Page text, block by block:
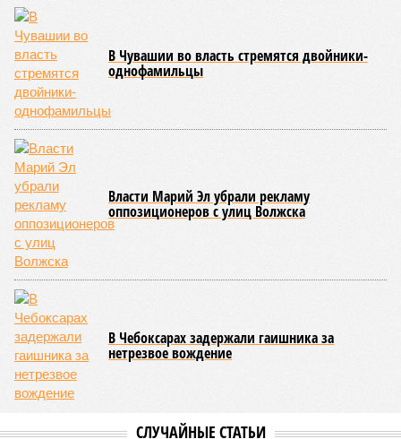
в подготовке юных атлетов и создать чёткие ориентиры
для последовательного повышения их квалификации.
Керешу представляет собой традиционное единоборство,
уходящее корнями в культуру чувашского народа. Схватка
проходит следующим образом: соперники располагаются
лицом друг к другу, при этом через пояс каждого из них
перекинуто специальное матерчатое полотенце;
удерживаясь за этот элемент экипировки, борцы вступают
в противоборство, основная задача которого заключается в
том, чтобы опрокинуть противника.
Современная версия чувашской национальной борьбы
была создана в 1990-х годах. С того периода дисциплина
переживает этап активного возрождения, сохраняя при
этом неразрывную связь с многовековыми народными
традициями.
В настоящее время керешу демонстрирует рост
популярности. В 2024 году в столице республики, городе
Чебоксары, на базе спортивной школы № 11 состоялось
торжественное открытие Республиканского центра
единоборств «Керешу». площадка имеет все необходимые